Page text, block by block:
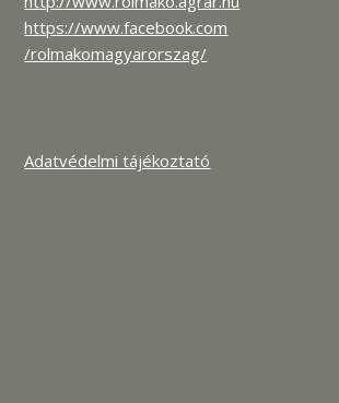
https://www.facebook.com
/rolmakomagyarorszag/
Adatvédelmi tájékoztató